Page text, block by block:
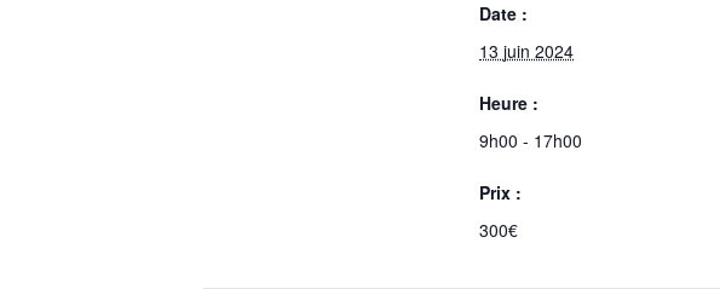
Date :
13 juin 2024
Heure :
9h00 - 17h00
Prix :
300€